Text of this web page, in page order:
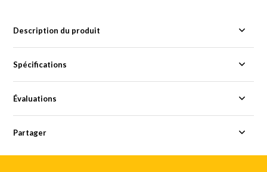
Description du produit
Spécifications
Évaluations
Partager